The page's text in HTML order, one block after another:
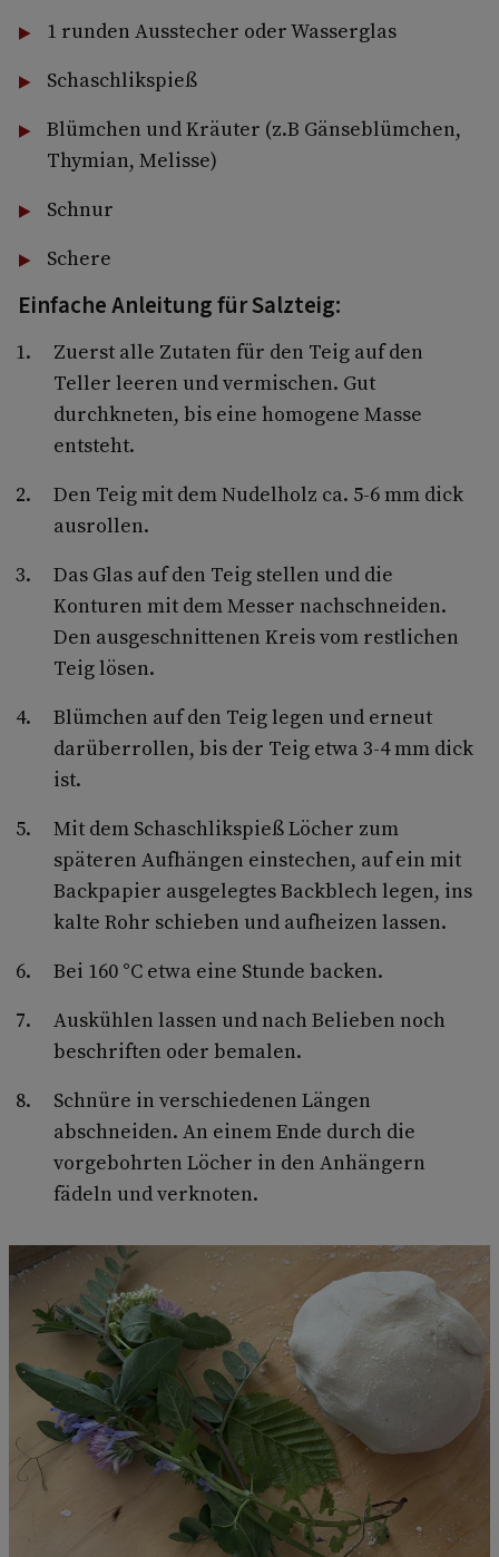
1 runden Ausstecher oder Wasserglas
Schaschlikspieß
Blümchen und Kräuter (z.B Gänseblümchen,
Thymian, Melisse)
Schnur
Schere
Einfache Anleitung für Salzteig:
Zuerst alle Zutaten für den Teig auf den
Teller leeren und vermischen. Gut
durchkneten, bis eine homogene Masse
entsteht.
Den Teig mit dem Nudelholz ca. 5-6 mm dick
ausrollen.
Das Glas auf den Teig stellen und die
Konturen mit dem Messer nachschneiden.
Den ausgeschnittenen Kreis vom restlichen
Teig lösen.
Blümchen auf den Teig legen und erneut
darüberrollen, bis der Teig etwa 3-4 mm dick
ist.
Mit dem Schaschlikspieß Löcher zum
späteren Aufhängen einstechen, auf ein mit
Backpapier ausgelegtes Backblech legen, ins
kalte Rohr schieben und aufheizen lassen.
Bei 160 °C etwa eine Stunde backen.
Auskühlen lassen und nach Belieben noch
beschriften oder bemalen.
Schnüre in verschiedenen Längen
abschneiden. An einem Ende durch die
vorgebohrten Löcher in den Anhängern
fädeln und verknoten.